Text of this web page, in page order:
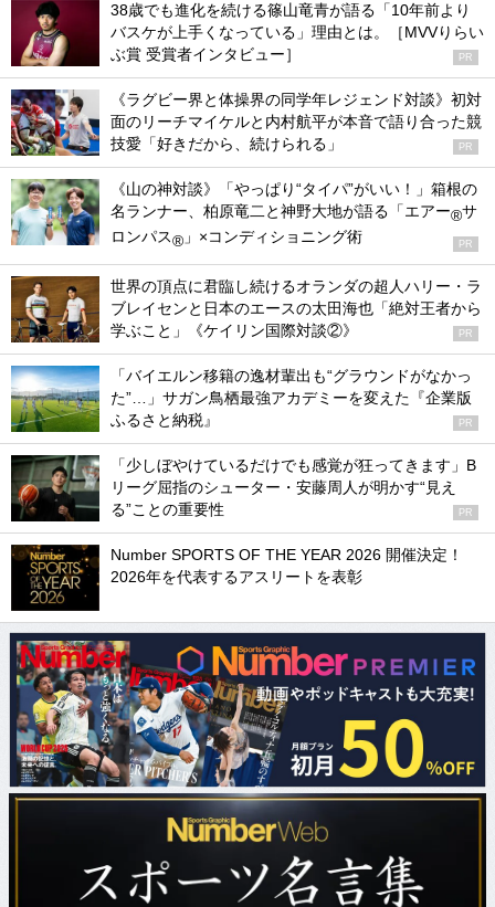
38歳でも進化を続ける篠山竜青が語る「10年前より
バスケが上手くなっている」理由とは。［MVVりらい
ぶ賞 受賞者インタビュー］
PR
《ラグビー界と体操界の同学年レジェンド対談》初対
面のリーチマイケルと内村航平が本音で語り合った競
技愛「好きだから、続けられる」
PR
《山の神対談》「やっぱり“タイパ”がいい！」箱根の
名ランナー、柏原竜二と神野大地が語る「エアー®サ
ロンパス® 」×コンディショニング術 PR
世界の頂点に君臨し続けるオランダの超人ハリー・ラ
ブレイセンと日本のエースの太田海也「絶対王者から
学ぶこと」《ケイリン国際対談②》
PR
「バイエルン移籍の逸材輩出も“グラウンドがなかっ
た”…」サガン鳥栖最強アカデミーを変えた『企業版
ふるさと納税』
PR
「少しぼやけているだけでも感覚が狂ってきます」B
リーグ屈指のシューター・安藤周人が明かす“見え
る”ことの重要性
PR
Number SPORTS OF THE YEAR 2026 開催決定！
2026年を代表するアスリートを表彰